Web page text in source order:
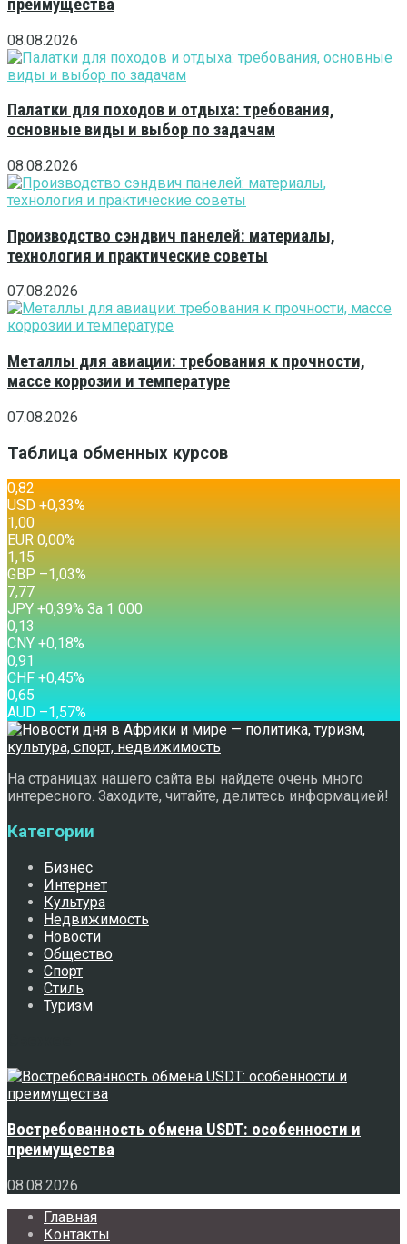
преимущества
08.08.2026
Палатки для походов и отдыха: требования,
основные виды и выбор по задачам
08.08.2026
Производство сэндвич панелей: материалы,
технология и практические советы
07.08.2026
Металлы для авиации: требования к прочности,
массе коррозии и температуре
07.08.2026
Таблица обменных курсов
0,82
USD +0,33%
1,00
EUR 0,00%
1,15
GBP –1,03%
7,77
JPY +0,39% За 1 000
0,13
CNY +0,18%
0,91
CHF +0,45%
0,65
AUD –1,57%
На страницах нашего сайта вы найдете очень много
интересного. Заходите, читайте, делитесь информацией!
Категории
Бизнес
Интернет
Культура
Недвижимость
Новости
Общество
Спорт
Стиль
Туризм
Востребованность обмена USDT: особенности и
преимущества
08.08.2026
Главная
Контакты